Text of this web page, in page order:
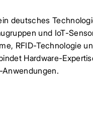
deutsches
und IoT-
RFID-Technologie
Hardware-